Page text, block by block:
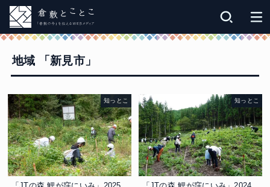
地域 「新見市」
知っとこ 知っとこ